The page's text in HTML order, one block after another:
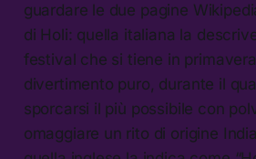
guardare le due pagine
di Holi: quella italiana la
festival che si tiene in
divertimento puro, durante il
sporcarsi il più possibile con
omaggiare un rito di origine